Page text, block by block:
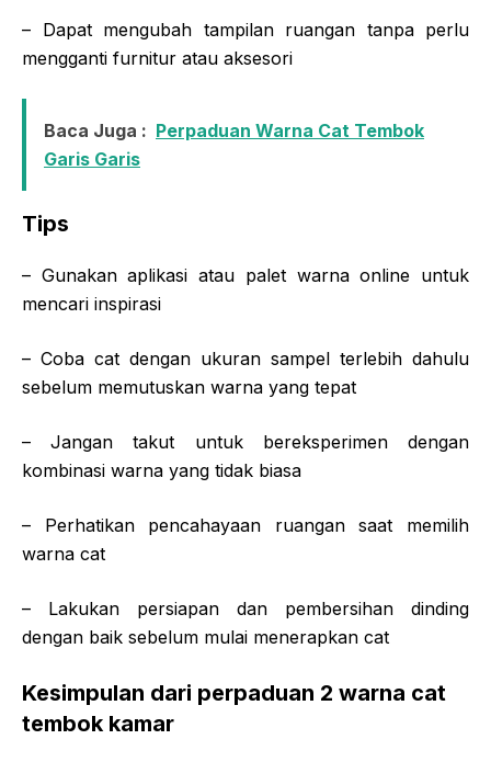
– Dapat mengubah tampilan ruangan tanpa perlu
mengganti furnitur atau aksesori
Baca Juga : Perpaduan Warna Cat Tembok
Garis Garis
Tips
– Gunakan aplikasi atau palet warna online untuk
mencari inspirasi
– Coba cat dengan ukuran sampel terlebih dahulu
sebelum memutuskan warna yang tepat
– Jangan takut untuk bereksperimen dengan
kombinasi warna yang tidak biasa
– Perhatikan pencahayaan ruangan saat memilih
warna cat
– Lakukan persiapan dan pembersihan dinding
dengan baik sebelum mulai menerapkan cat
Kesimpulan dari perpaduan 2 warna cat
tembok kamar